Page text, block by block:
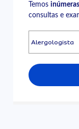
Temos
consultas e